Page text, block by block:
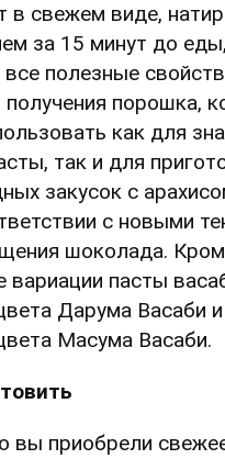
в свежем виде,
за 15 минут до
все полезные
порошка,
как для
так и для
закусок с
с новыми
шоколада.
вариации пасты
Дарума Васаби
Масума Васаби.
вы приобрели